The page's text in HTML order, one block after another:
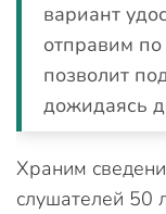
вариант
отправим по
позволит
дожидаясь
Храним
слушателей 50